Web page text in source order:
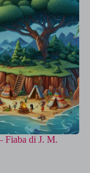
Fiaba di J. M.